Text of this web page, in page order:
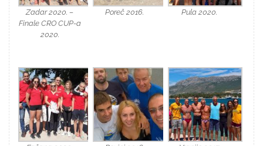
Zadar 2020. –
Finale CRO CUP-a
2020.
Poreč 2016. Pula 2020.